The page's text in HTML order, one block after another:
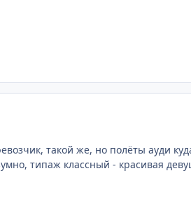
такой же, но полёты ауди
типаж классный - красивая